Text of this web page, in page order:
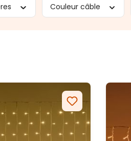
Couleur câble